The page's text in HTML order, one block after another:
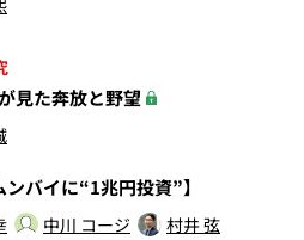
見た奔放と野望
ンバイに“1兆円投資”】
中川 コージ 村井 弦